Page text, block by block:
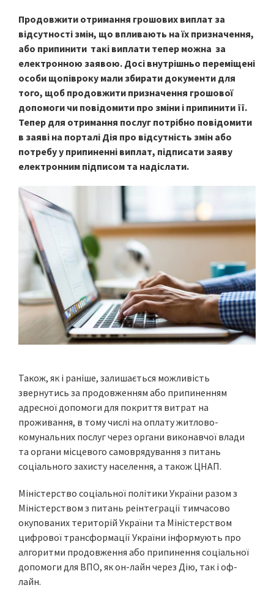
Продовжити отримання грошових виплат за
відсутності змін, що впливають на їх призначення,
або припинити такі виплати тепер можна за
електронною заявою. Досі внутрішньо переміщені
особи щопівроку мали збирати документи для
того, щоб продовжити призначення грошової
допомоги чи повідомити про зміни і припинити її.
Тепер для отримання послуг потрібно повідомити
в заяві на порталі Дія про відсутність змін або
потребу у припиненні виплат, підписати заяву
електронним підписом та надіслати.
Також, як і раніше, залишається можливість
звернутись за продовженням або припиненням
адресної допомоги для покриття витрат на
проживання, в тому числі на оплату житлово-
комунальних послуг через органи виконавчої влади
та органи місцевого самоврядування з питань
соціального захисту населення, а також ЦНАП.
Міністерство соціальної політики України разом з
Міністерством з питань реінтеграції тимчасово
окупованих територій України та Міністерством
цифрової трансформації України інформують про
алгоритми продовження або припинення соціальної
допомоги для ВПО, як он-лайн через Дію, так і оф-
лайн.